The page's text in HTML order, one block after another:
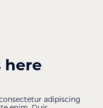
here
adipiscing